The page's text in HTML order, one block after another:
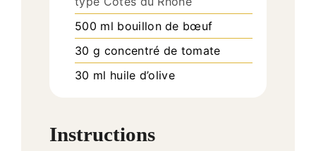
500 ml bouillon de bœuf
30 g concentré de tomate
30 ml huile d’olive
Instructions